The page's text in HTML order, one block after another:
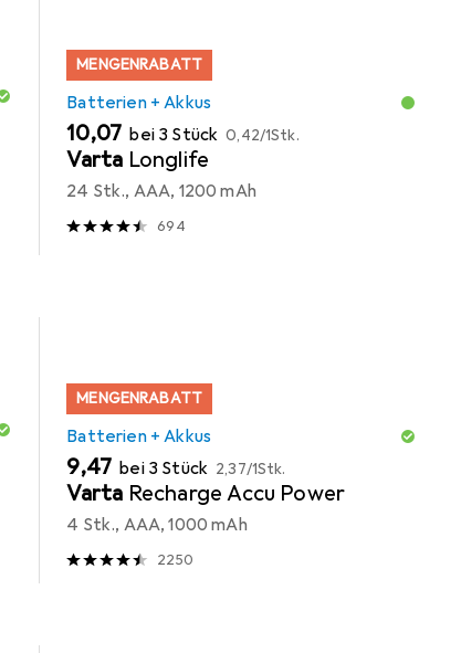
MENGENRABATT
Batterien + Akkus
EUR
10,07 bei 3 Stück EUR
0,42/1Stk.
Varta Longlife
24 Stk., AAA, 1200 mAh
694
MENGENRABATT
Batterien + Akkus
EUR
9,47 bei 3 Stück EUR
2,37/1Stk.
Varta Recharge Accu Power
4 Stk., AAA, 1000 mAh
2250